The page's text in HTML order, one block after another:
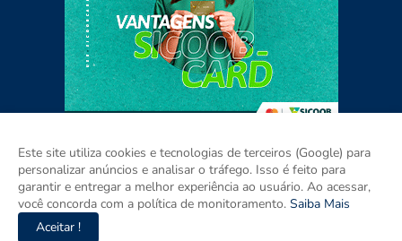
Home Sobre Contato Mídia Kit
Este site utiliza cookies e tecnologias de terceiros (Google) para
personalizar anúncios e analisar o tráfego. Isso é feito para
garantir e entregar a melhor experiência ao usuário. Ao acessar,
você concorda com a política de monitoramento. Saiba Mais
Aceitar !